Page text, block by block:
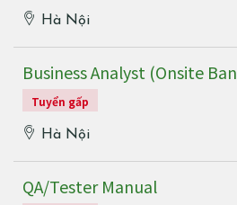
Hà Nội
Business Analyst (Onsite
Tuyển gấp
Hà Nội
QA/Tester Manual